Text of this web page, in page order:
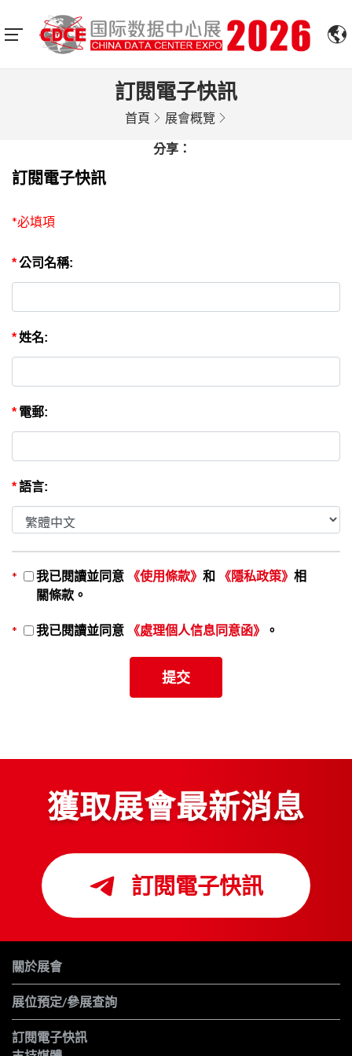
訂閱電子快訊
首頁 展會概覽
分享：
訂閱電子快訊
*必填項
*公司名稱:
*姓名:
* 電郵:
*語言:
* 我已閱讀並同意 《使用條款》 和 《隱私政策》 相
關條款。
* 我已閱讀並同意 《處理個人信息同意函》 。
獲取展會最新消息
訂閱電子快訊
關於展會
展位預定/參展查詢
訂閱電子快訊